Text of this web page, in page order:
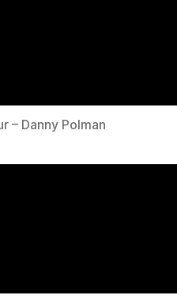
– Danny Polman